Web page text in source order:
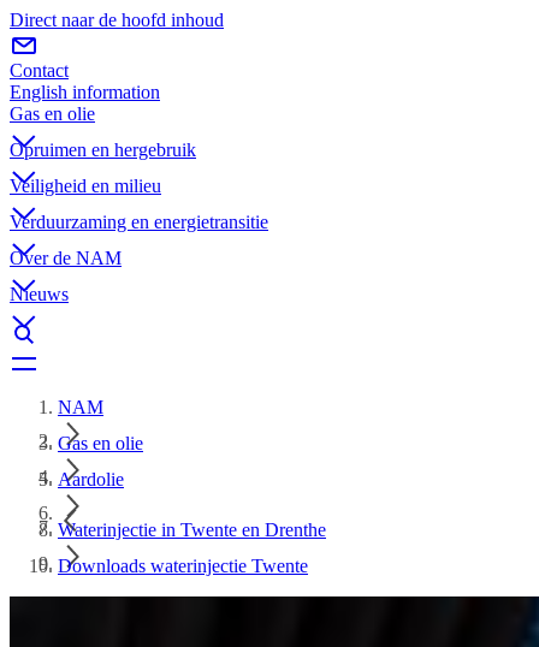
Direct naar de hoofd inhoud
Contact
English information
Gas en olie
Opruimen en hergebruik
Veiligheid en milieu
Verduurzaming en energietransitie
Over de NAM
Nieuws
NAM
Gas en olie
Aardolie
Waterinjectie in Twente en Drenthe
Downloads waterinjectie Twente